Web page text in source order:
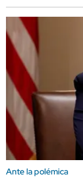
Ante la polémica